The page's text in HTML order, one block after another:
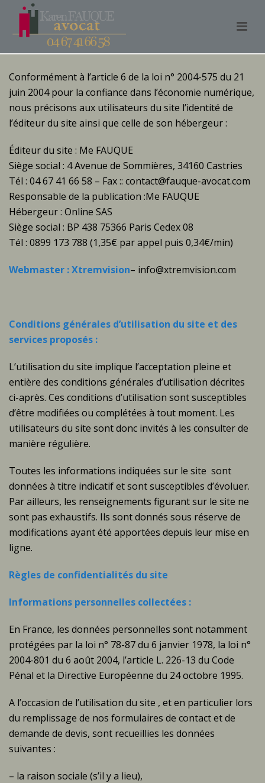
Conformément à l’article 6 de la loi n° 2004-575 du 21
juin 2004 pour la confiance dans l’économie numérique,
nous précisons aux utilisateurs du site l’identité de
l’éditeur du site ainsi que celle de son hébergeur :
Éditeur du site : Me FAUQUE
Siège social : 4 Avenue de Sommières, 34160 Castries
Tél : 04 67 41 66 58 – Fax :: contact@fauque-avocat.com
Responsable de la publication :Me FAUQUE
Hébergeur : Online SAS
Siège social : BP 438 75366 Paris Cedex 08
Tél : 0899 173 788 (1,35€ par appel puis 0,34€/min)
Webmaster : Xtremvision– info@xtremvision.com
Conditions générales d’utilisation du site et des
services proposés :
L’utilisation du site implique l’acceptation pleine et
entière des conditions générales d’utilisation décrites
ci-après. Ces conditions d’utilisation sont susceptibles
d’être modifiées ou complétées à tout moment. Les
utilisateurs du site sont donc invités à les consulter de
manière régulière.
Toutes les informations indiquées sur le site sont
données à titre indicatif et sont susceptibles d’évoluer.
Par ailleurs, les renseignements figurant sur le site ne
sont pas exhaustifs. Ils sont donnés sous réserve de
modifications ayant été apportées depuis leur mise en
ligne.
Règles de confidentialités du site
Informations personnelles collectées :
En France, les données personnelles sont notamment
protégées par la loi n° 78-87 du 6 janvier 1978, la loi n°
2004-801 du 6 août 2004, l’article L. 226-13 du Code
Pénal et la Directive Européenne du 24 octobre 1995.
A l’occasion de l’utilisation du site , et en particulier lors
du remplissage de nos formulaires de contact et de
demande de devis, sont recueillies les données
suivantes :
– la raison sociale (s’il y a lieu),